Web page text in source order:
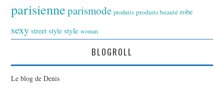
parisienneparismode produits produits beauté robe
sexy street style style woman
BLOGROLL
Le blog de Denis